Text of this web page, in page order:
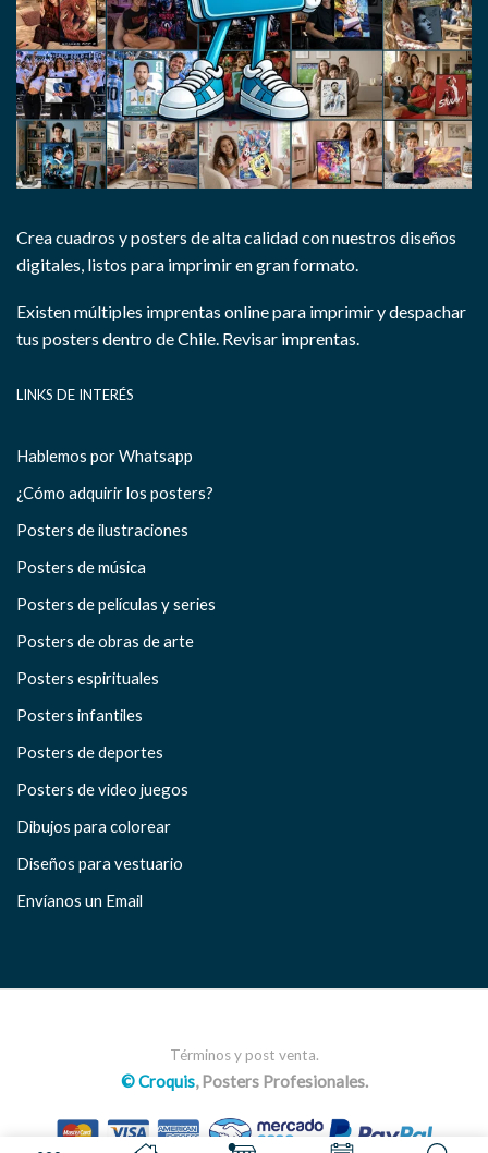
Crea cuadros y posters de alta calidad con nuestros diseños
digitales, listos para imprimir en gran formato.
Existen múltiples imprentas online para imprimir y despachar
tus posters dentro de Chile. Revisar imprentas.
LINKS DE INTERÉS
Hablemos por Whatsapp
¿Cómo adquirir los posters?
Posters de ilustraciones
Posters de música
Posters de películas y series
Posters de obras de arte
Posters espirituales
Posters infantiles
Posters de deportes
Posters de video juegos
Dibujos para colorear
Diseños para vestuario
Envíanos un Email
Términos y post venta.
© Croquis, Posters Profesionales.